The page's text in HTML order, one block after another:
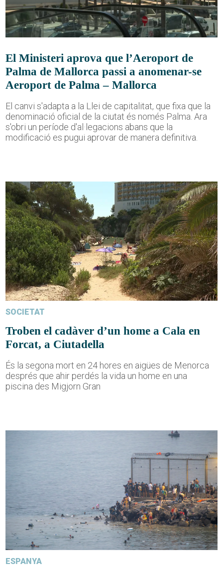
El Ministeri aprova que l’Aeroport de
Palma de Mallorca passi a anomenar-se
Aeroport de Palma – Mallorca
El canvi s'adapta a la Llei de capitalitat, que fixa que la
denominació oficial de la ciutat és només Palma. Ara
s'obri un període d'al·legacions abans que la
modificació es pugui aprovar de manera definitiva.
SOCIETAT
Troben el cadàver d’un home a Cala en
Forcat, a Ciutadella
És la segona mort en 24 hores en aigües de Menorca
després que ahir perdés la vida un home en una
piscina des Migjorn Gran
ESPANYA